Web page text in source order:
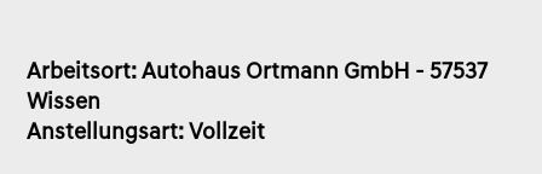
Arbeitsort: Autohaus Ortmann GmbH - 57537
Wissen
Anstellungsart: Vollzeit